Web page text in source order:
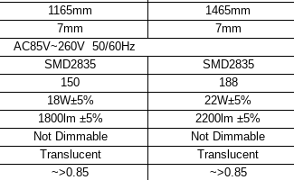
1165mm
1465mm
7mm
7mm
AC85V~260V 50/60Hz
SMD2835
SMD2835
150
188
18W±5%
22W±5%
1800lm ±5%
2200lm ±5%
Not Dimmable
Not Dimmable
Translucent
Translucent
~>0.85
~>0.85